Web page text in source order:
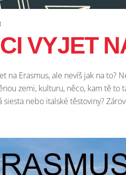
VYJET
na Erasmus, ale nevíš jak na to?
zemi, kulturu, něco, kam tě to
siesta nebo italské těstoviny?